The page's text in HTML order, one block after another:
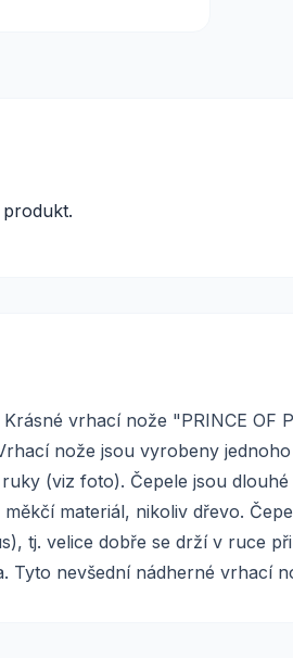
vrhací nože "PRINCE
nože jsou vyrobeny
(viz foto). Čepele jsou
materiál, nikoliv dřevo.
tj. velice dobře se drží v ruce
nevšední nádherné vrhací